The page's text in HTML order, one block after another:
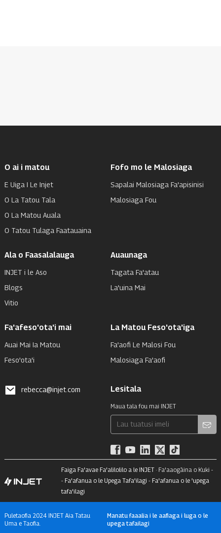
O ai i matou
E Uiga I Le Injet
O La Tatou Tala
O La Matou Auala
O Tatou Tulaga Faatauaina
Fofo mo le Malosiaga
Sapalai Malosiaga Fa'apisinisi
Malosiaga Fou
Ala o Faasalalauga
INJET i le Aso
Blogs
Vitio
Auaunaga
Tagata Fa'atau
La'uina Mai
Fa'afeso'ota'i mai
Auai Mai Ia Matou
Feso'ota'i
La Matou Feso'ota'iga
Fa'aofi Le Malosi Fou
Malosiaga Fa'aofi
rebecca@injet.com Lesitala
Maua tala fou mai INJET
Faiga Fa'avae Fa'alilolilo a le INJET · Fa'aaogāina o Kuki -
- Fa'afanua o le Upega Tafa'ilagi - Fa'afanua o le 'upega
tafa'ilagi
Puletaofia 2024 INJET Aia Tatau
Uma e Taofia.
Manatu faaalia i le aafiaga i luga o le
upega tafailagi